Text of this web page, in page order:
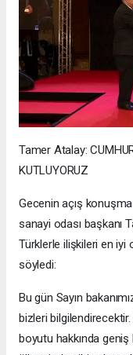
Tamer Atalay:
KUTLUYORUZ
Gecenin açış
sanayi odası başkanı
Türklerle ilişkileri en iyi
söyledi:
Bu gün Sayın
bizleri
boyutu hakkında